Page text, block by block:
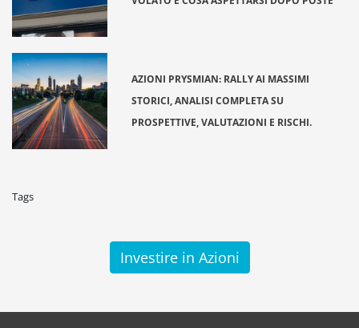
AZIONI PRYSMIAN: RALLY AI MASSIMI
STORICI, ANALISI COMPLETA SU
PROSPETTIVE, VALUTAZIONI E RISCHI.
Tags
Investire in Azioni